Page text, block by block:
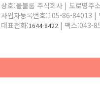
상호:올블룸 주식회사 | 도로명주
사업자등록번호:105-86-84013 |
대표전화:1644-8422 | 팩스:043-